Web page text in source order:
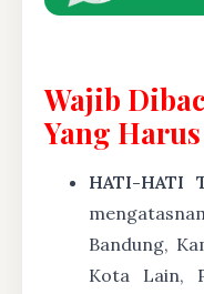
Wajib
Yang
HATI-HATI
Bandung,
Kota Lain,